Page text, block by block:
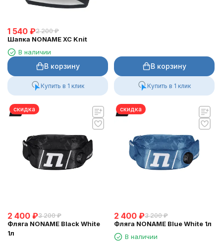
1 540 ₽2 200 ₽
Шапка NONAME XC Knit
В наличии
В корзину
Купить в 1 клик
В корзину
Купить в 1 клик
скидка
2 400 ₽3 200 ₽
Фляга NONAME Black White
1л
скидка
2 400 ₽3 200 ₽
Фляга NONAME Blue White 1л
В наличии